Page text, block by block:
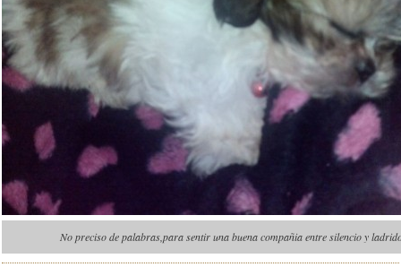
No preciso de palabras,para sentir una buena compañia entre silencio y